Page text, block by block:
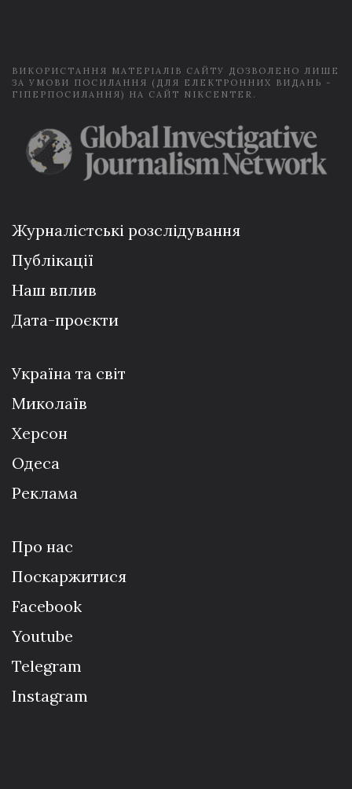
ВИКОРИСТАННЯ МАТЕРІАЛІВ САЙТУ ДОЗВОЛЕНО ЛИШЕ
ЗА УМОВИ ПОСИЛАННЯ (ДЛЯ ЕЛЕКТРОННИХ ВИДАНЬ -
ГІПЕРПОСИЛАННЯ) НА САЙТ NIKCENTER.
Журналістські розслідування
Публікації
Наш вплив
Дата-проєкти
Україна та світ
Миколаїв
Херсон
Одеса
Реклама
Про нас
Поскаржитися
Facebook
Youtube
Telegram
Instagram